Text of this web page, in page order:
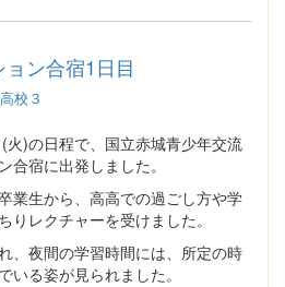
ン合宿1日目
校３
)の日程で、国立赤城青少年交流
合宿に出発しました。
業生から、高高での過ごし方や学
りレクチャーを受けました。
、夜間の学習時間には、所定の時
いる姿が見られました。